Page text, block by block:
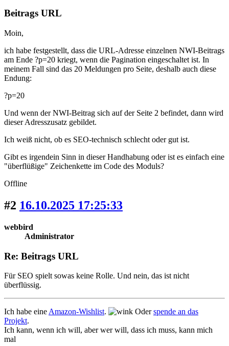
Beitrags URL
Moin,
ich habe festgestellt, dass die URL-Adresse einzelnen NWI-Beitrags
am Ende ?p=20 kriegt, wenn die Pagination eingeschaltet ist. In
meinem Fall sind das 20 Meldungen pro Seite, deshalb auch diese
Endung:
?p=20
Und wenn der NWI-Beitrag sich auf der Seite 2 befindet, dann wird
dieser Adresszusatz gebildet.
Ich weiß nicht, ob es SEO-technisch schlecht oder gut ist.
Gibt es irgendein Sinn in dieser Handhabung oder ist es einfach eine
"überflüßige" Zeichenkette im Code des Moduls?
Offline
#2 16.10.2025 17:25:33
webbird
Administrator
Re: Beitrags URL
Für SEO spielt sowas keine Rolle. Und nein, das ist nicht
überflüssig.
Ich habe eine Amazon-Wishlist. Oderspende an das
Projekt.
Ich kann, wenn ich will, aber wer will, dass ich muss, kann mich
mal